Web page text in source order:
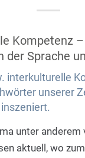
Kompetenz
der Sprache
interkulturelle
unserer
unter
aktuell, wo